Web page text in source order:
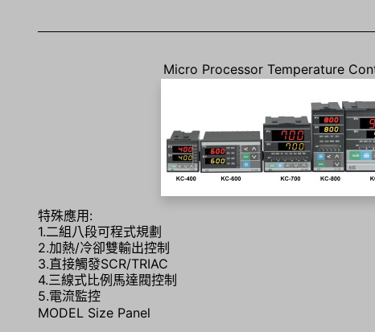
Micro Processor Temperature
特殊應用:
1.二組八段可程式規劃
2.加熱/冷卻雙輸出控制
3.直接觸發SCR/TRIAC
4.三線式比例馬達閥控制
5.電流監控
MODEL Size Panel